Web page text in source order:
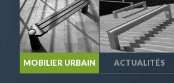
MOBILIER URBAIN ACTUALITÉS